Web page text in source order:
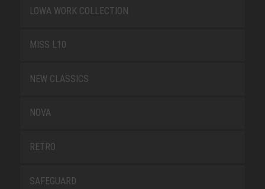
LOWA WORK COLLECTION
MISS L10
NEW CLASSICS
NOVA
RETRO
SAFEGUARD